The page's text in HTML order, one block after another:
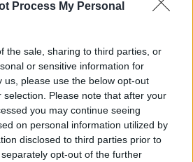
Process My Personal
the sale, sharing to third parties, or
or sensitive information for
us, please use the below opt-out
Please note that after your
you may continue seeing
on personal information utilized by
disclosed to third parties prior to
opt-out of the further
hogy jóváhagyták a
és ezért gondoltuk úgy,
Ferenc atyánktól